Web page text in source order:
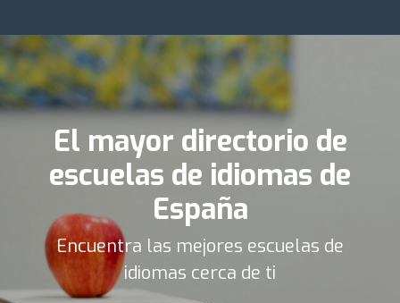
El mayor directorio de
escuelas de idiomas de
España
Encuentra las mejores escuelas de
idiomas cerca de ti